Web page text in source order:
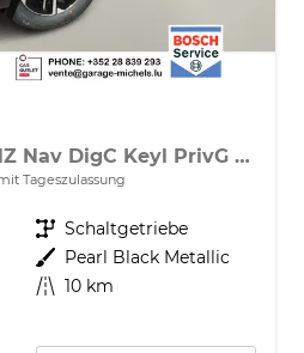
N-Connecta MT SHZ Nav DigC Keyl PrivG LHZ
Tageszulassung
Getriebe Schaltgetriebe
Außenfarbe Pearl Black Metallic
Kilometerstand 10 km